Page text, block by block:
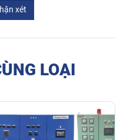
xét
LOẠI